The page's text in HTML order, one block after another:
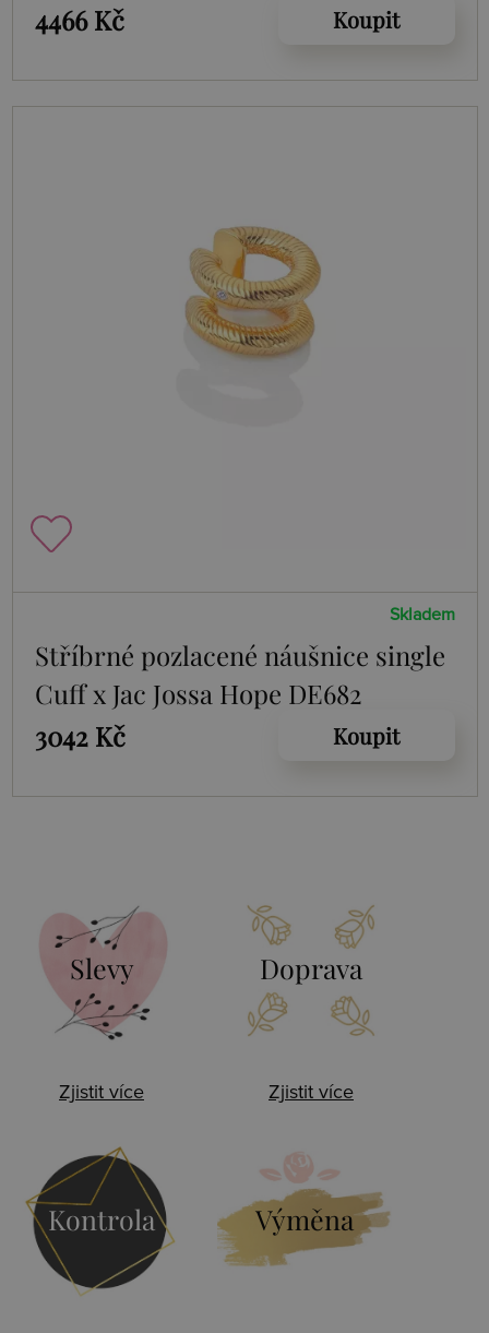
4466 Kč
Koupit
Skladem
Stříbrné pozlacené náušnice single
Cuff x Jac Jossa Hope DE682
3042 Kč
Koupit
Slevy
Zjistit více
Doprava
Zjistit více
Kontrola Výměna